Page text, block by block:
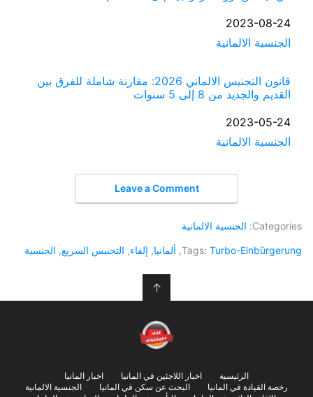
التاريخ
2023-08-24
في ما يتعلق بما يأتي
الجنسية الالمانية
قانون التجنيس الالماني 2026: مقارنة شاملة للفرق بين
القديم والجديد من 8 إلى 5 سنوات
التاريخ
2023-05-24
في ما يتعلق بما يأتي
الجنسية الالمانية
Leave a Comment
Categories: الجنسية الالمانية
Tags: Turbo-Einbürgerung
, ألمانيا, إلفاء, التجنيس السريع, الجنسية
↑
الرئيسية اخبار اللاجئين في المانيا
اخبار المانيا
رخصة القيادة في المانيا
البحث عن سكن في المانيا
الجنسية الالمانية